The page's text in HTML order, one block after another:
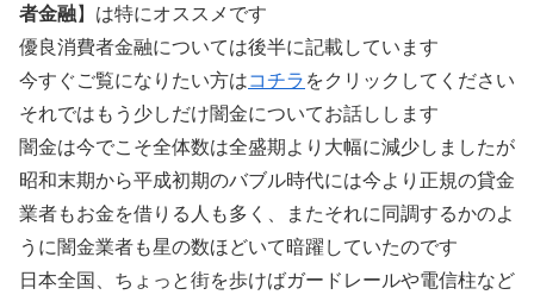
者金融】は特にオススメです
優良消費者金融については後半に記載しています
今すぐご覧になりたい方はコチラ をクリックしてください
それではもう少しだけ闇金についてお話しします
闇金は今でこそ全体数は全盛期より大幅に減少しましたが
昭和末期から平成初期のバブル時代には今より正規の貸金
業者もお金を借りる人も多く、またそれに同調するかのよ
うに闇金業者も星の数ほどいて暗躍していたのです
日本全国、ちょっと街を歩けばガードレールや電信柱など